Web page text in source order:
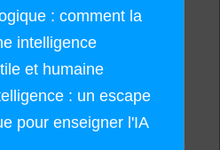
: comment la
intelligence
et humaine
: un escape
pour enseigner l'IA